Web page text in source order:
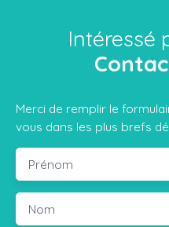
Intéressé
Merci de remplir le
vous dans les plus brefs
Prénom
Nom